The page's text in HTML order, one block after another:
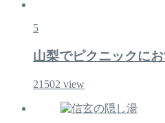
5
山梨でピクニックに
21502 view